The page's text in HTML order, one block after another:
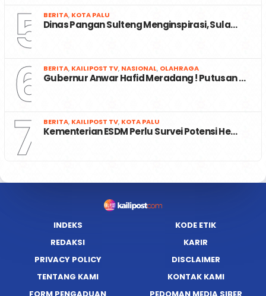
5 BERITA, KOTA PALU
Dinas Pangan Sulteng Menginspirasi, Sula…
6 BERITA, KAILIPOST TV, NASIONAL, OLAHRAGA
Gubernur Anwar Hafid Meradang ! Putusan …
7 BERITA, KAILIPOST TV, KOTA PALU
Kementerian ESDM Perlu Survei Potensi He…
INDEKS
KODE ETIK
REDAKSI
KARIR
PRIVACY POLICY
DISCLAIMER
TENTANG KAMI
KONTAK KAMI